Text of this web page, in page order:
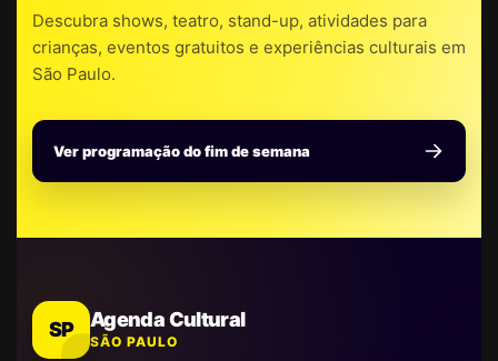
Descubra shows, teatro, stand-up, atividades para
crianças, eventos gratuitos e experiências culturais em
São Paulo.
Ver programação do fim de semana
SP Agenda Cultural
SÃO PAULO